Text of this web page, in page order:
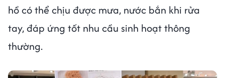
hồ có thể chịu được mưa, nước bắn khi rửa
tay, đáp ứng tốt nhu cầu sinh hoạt thông
thường.